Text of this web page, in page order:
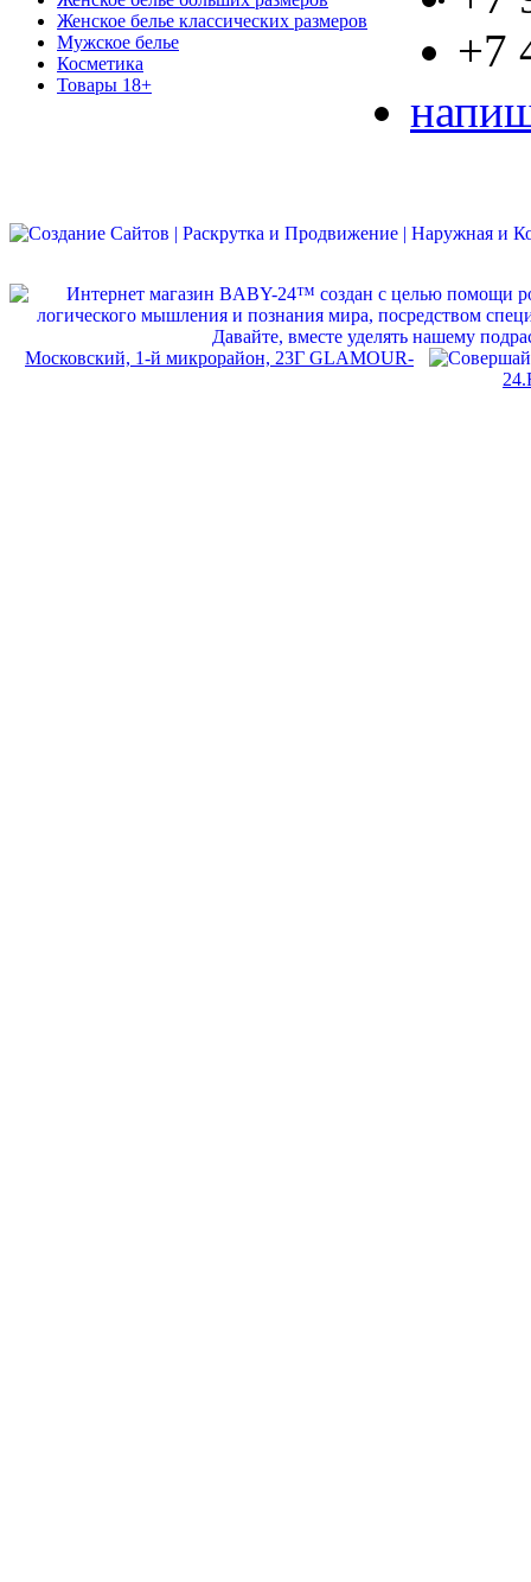
Женское белье классических размеров
Мужское белье
Косметика
Товары 18+
+7
Московский, 1-й микрорайон, 23Г GLAMOUR-